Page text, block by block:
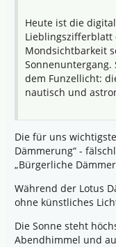
Heute ist die
Lieblingszifferblatt
Mondsichtbarkeit
Sonnenuntergang.
dem Funzellicht:
nautisch und
Die für uns
Dämmerung“ -
„Bürgerliche
Während der Lotus
ohne künstliches
Die Sonne steht
Abendhimmel und